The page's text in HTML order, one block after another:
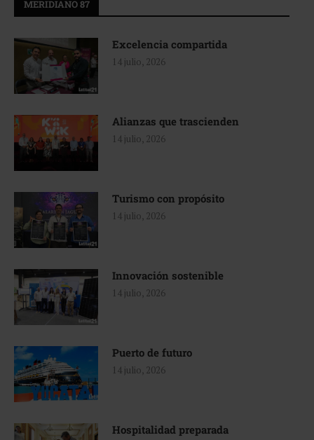
MERIDIANO 87
Excelencia compartida
14 julio, 2026
Alianzas que trascienden
14 julio, 2026
Turismo con propósito
14 julio, 2026
Innovación sostenible
14 julio, 2026
Puerto de futuro
14 julio, 2026
Hospitalidad preparada